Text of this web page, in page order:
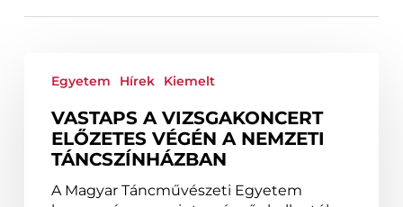
előzetes
végén
Nemzeti
Táncszínházban
Egyetem Hírek Kiemelt
VASTAPS A VIZSGAKONCERT
ELŐZETES VÉGÉN A NEMZETI
TÁNCSZÍNHÁZBAN
A Magyar Táncművészeti Egyetem